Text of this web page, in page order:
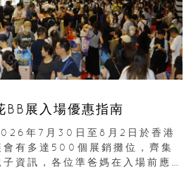
展入場優惠指南
年7月30日至8月2日於香港
會有多達500個展銷攤位，齊集
資訊，各位準爸媽在入場前應